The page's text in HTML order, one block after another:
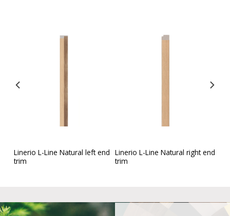
Linerio L-Line Natural left end
trim
Linerio L-Line Natural right end
trim